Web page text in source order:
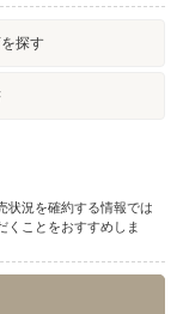
探す
状況を確約する情報では
くことをおすすめしま